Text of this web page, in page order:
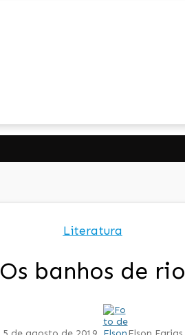
Literatura
Os banhos de rio